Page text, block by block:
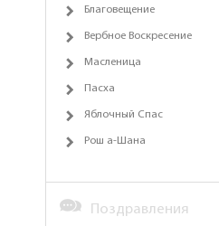
Благовещение
Вербное Воскресение
Масленица
Пасха
Яблочный Спас
Рош а-Шана
Поздравления